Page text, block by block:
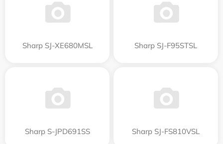
Sharp SJ-XE680MSL Sharp SJ-F95STSL
Sharp S-JPD691SS Sharp SJ-FS810VSL